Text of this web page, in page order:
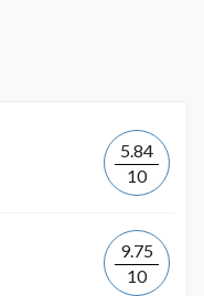
5.84
10
9.75
10